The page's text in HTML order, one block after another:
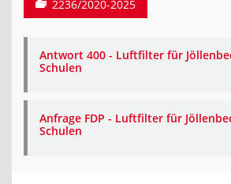
2236/2020-2025
Antwort 400 - Luftfilter für
Schulen
Anfrage FDP - Luftfilter für
Schulen